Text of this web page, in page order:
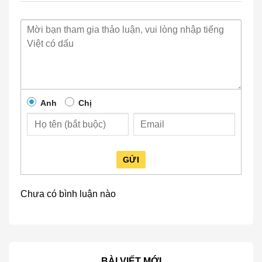
huyết áp cho người cao tuổi và giảm các triệu chứng
Giảm căng thẳng, lo âu (Stress)
việc hiệu quả hơn.
Nghệ thuật pha và thưởng thức Trà Tâm
Sen đúng cách
Để giảm bớt vị đắng và tối ưu hiệu quả sức khỏe,
bạn có thể tham khảo kỹ thuật pha từ các trà sư:
Chuẩn bị: Sử dụng khoảng 3-5g tâm sen khô.
Anh Chị
GỬI
Chưa có bình luận nào